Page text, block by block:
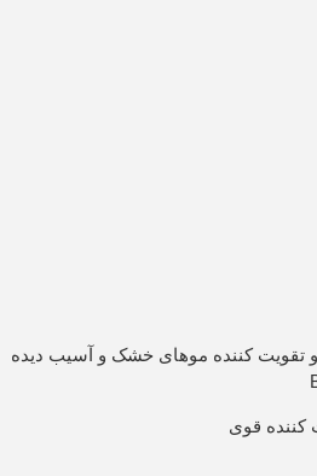
و تقویت کننده موهای خشک و آسیب دیده
کننده قوی